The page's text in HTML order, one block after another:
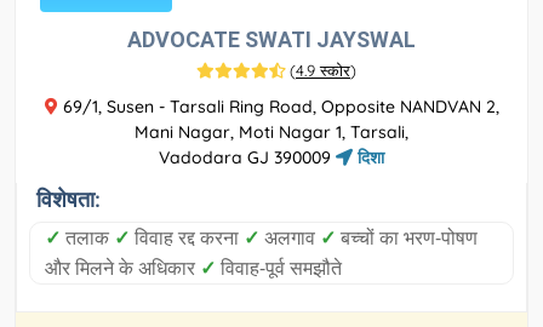
ADVOCATE SWATI JAYSWAL
(4.9 स्कोर)
69/1, Susen - Tarsali Ring Road, Opposite NANDVAN 2,
Mani Nagar, Moti Nagar 1, Tarsali,
Vadodara GJ 390009
दिशा
विशेषता:
✓ तलाक ✓ विवाह रद्द करना ✓ अलगाव ✓ बच्चों का भरण-पोषण
और मिलने के अधिकार ✓ विवाह-पूर्व समझौते